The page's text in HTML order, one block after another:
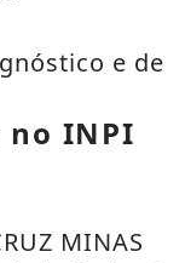
e de
no INPI
MINAS